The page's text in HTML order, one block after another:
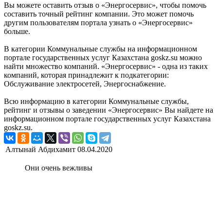
Вы можете оставить отзыв о «Энергосервис», чтобы помочь
составить точный рейтинг компании. Это может помочь
другим пользователям портала узнать о «Энергосервис»
больше.
В категории Коммунальные службы на информационном
портале государственных услуг Казахстана goskz.su можно
найти множество компаний. «Энергосервис» - одна из таких
компаний, которая принадлежит к подкатегории:
Обслуживание электросетей, Энергоснабжение.
Всю информацию в категории Коммунальные службы,
рейтинг и отзывы о заведении «Энергосервис» Вы найдете на
информационном портале государственных услуг Казахстана
goskz.su.
Алтынай Абдихамит 08.04.2020
Они очень вежливы